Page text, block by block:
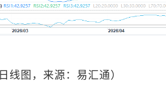
日线图，来源：易汇通）